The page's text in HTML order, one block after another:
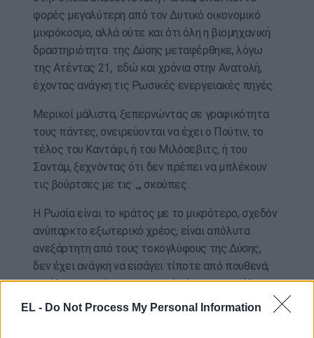
EL - Do Not Process My Personal Information
φορές μεγαλύτερη από τον Δυτικό οικονομικό
μικρόκοσμο, αλλά ούτε και ότι όλη η βιομηχανική
δραστηριότητα της Δύσης μεταφέρθηκε, λόγω
της Ατέντας 21, εδώ και χρόνια στην Ανατολή,
έχοντας ανάγκη τις Ρωσικές ενεργειακές πηγές.
Μερικοί μάλιστα, ξεπερνώντας σε γραφικότητα
τους πάντες, ονειρεύονται να έχει ο Πούτιν, το
τέλος του Καντάφι, ή του Μιλόσεβιτς, ή του
Σαντάμ, ξεχνόντας ότι δεν πρέπει να μπλέκουν
τις βούρτσες με τις .,,, σκούπες.
Η Ρωσία είναι το κράτος με το μικρότερο, σχεδόν
ανύπαρκτο εξωτερικό χρέος, είναι απόλυτα
ανεξάρτητη από τους τοκογλύφους της Δύσης,
δεν έχει ανάγκη να εισάγει τίποτε από πουθενά,
αντίθετα, αν κόψει το φυσικό αέριο που στέλνει
στην Ευρώπη, η Ευρώπη θα βυθιστεί στο χάος και